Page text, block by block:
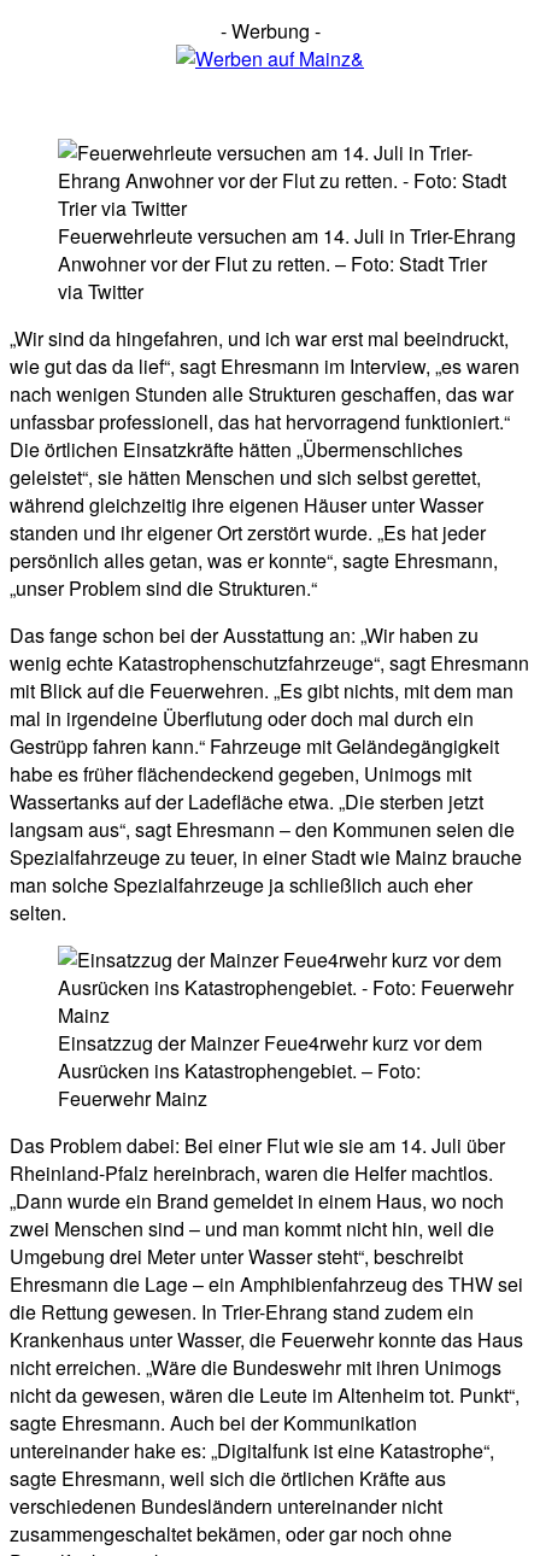
- Werbung -
Feuerwehrleute versuchen am 14. Juli in Trier-Ehrang
Anwohner vor der Flut zu retten. – Foto: Stadt Trier
via Twitter
„Wir sind da hingefahren, und ich war erst mal beeindruckt,
wie gut das da lief“, sagt Ehresmann im Interview, „es waren
nach wenigen Stunden alle Strukturen geschaffen, das war
unfassbar professionell, das hat hervorragend funktioniert.“
Die örtlichen Einsatzkräfte hätten „Übermenschliches
geleistet“, sie hätten Menschen und sich selbst gerettet,
während gleichzeitig ihre eigenen Häuser unter Wasser
standen und ihr eigener Ort zerstört wurde. „Es hat jeder
persönlich alles getan, was er konnte“, sagte Ehresmann,
„unser Problem sind die Strukturen.“
Das fange schon bei der Ausstattung an: „Wir haben zu
wenig echte Katastrophenschutzfahrzeuge“, sagt Ehresmann
mit Blick auf die Feuerwehren. „Es gibt nichts, mit dem man
mal in irgendeine Überflutung oder doch mal durch ein
Gestrüpp fahren kann.“ Fahrzeuge mit Geländegängigkeit
habe es früher flächendeckend gegeben, Unimogs mit
Wassertanks auf der Ladefläche etwa. „Die sterben jetzt
langsam aus“, sagt Ehresmann – den Kommunen seien die
Spezialfahrzeuge zu teuer, in einer Stadt wie Mainz brauche
man solche Spezialfahrzeuge ja schließlich auch eher
selten.
Einsatzzug der Mainzer Feue4rwehr kurz vor dem
Ausrücken ins Katastrophengebiet. – Foto:
Feuerwehr Mainz
Das Problem dabei: Bei einer Flut wie sie am 14. Juli über
Rheinland-Pfalz hereinbrach, waren die Helfer machtlos.
„Dann wurde ein Brand gemeldet in einem Haus, wo noch
zwei Menschen sind – und man kommt nicht hin, weil die
Umgebung drei Meter unter Wasser steht“, beschreibt
Ehresmann die Lage – ein Amphibienfahrzeug des THW sei
die Rettung gewesen. In Trier-Ehrang stand zudem ein
Krankenhaus unter Wasser, die Feuerwehr konnte das Haus
nicht erreichen. „Wäre die Bundeswehr mit ihren Unimogs
nicht da gewesen, wären die Leute im Altenheim tot. Punkt“,
sagte Ehresmann. Auch bei der Kommunikation
untereinander hake es: „Digitalfunk ist eine Katastrophe“,
sagte Ehresmann, weil sich die örtlichen Kräfte aus
verschiedenen Bundesländern untereinander nicht
zusammengeschaltet bekämen, oder gar noch ohne